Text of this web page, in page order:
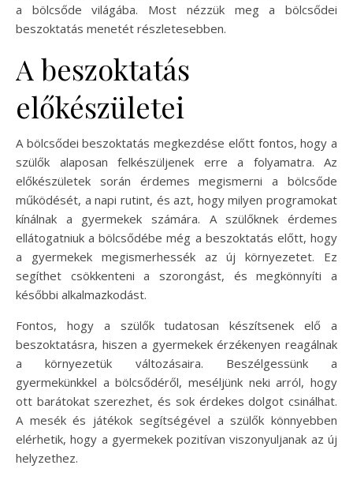
a bölcsőde világába. Most nézzük meg a bölcsődei
beszoktatás menetét részletesebben.
A beszoktatás
előkészületei
A bölcsődei beszoktatás megkezdése előtt fontos, hogy a
szülők alaposan felkészüljenek erre a folyamatra. Az
előkészületek során érdemes megismerni a bölcsőde
működését, a napi rutint, és azt, hogy milyen programokat
kínálnak a gyermekek számára. A szülőknek érdemes
ellátogatniuk a bölcsődébe még a beszoktatás előtt, hogy
a gyermekek megismerhessék az új környezetet. Ez
segíthet csökkenteni a szorongást, és megkönnyíti a
későbbi alkalmazkodást.
Fontos, hogy a szülők tudatosan készítsenek elő a
beszoktatásra, hiszen a gyermekek érzékenyen reagálnak
a környezetük változásaira. Beszélgessünk a
gyermekünkkel a bölcsődéről, meséljünk neki arról, hogy
ott barátokat szerezhet, és sok érdekes dolgot csinálhat.
A mesék és játékok segítségével a szülők könnyebben
elérhetik, hogy a gyermekek pozitívan viszonyuljanak az új
helyzethez.